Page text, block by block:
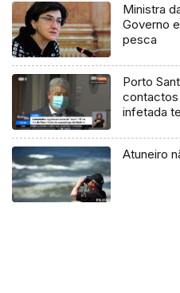
Ministra
Governo
pesca
Porto
contactos
infetada
Atuneiro